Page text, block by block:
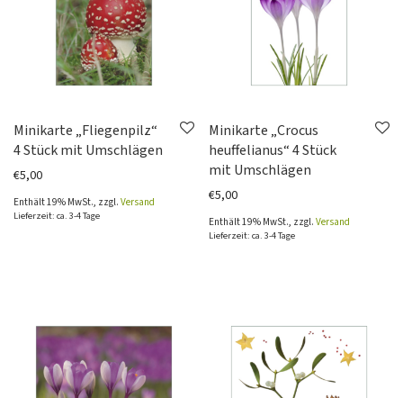
Minikarte „Fliegenpilz“
4 Stück mit Umschlägen
€5,00
Enthält 19% MwSt., zzgl. Versand
Lieferzeit: ca. 3-4 Tage
Minikarte „Crocus
heuffelianus“ 4 Stück
mit Umschlägen
€5,00
Enthält 19% MwSt., zzgl. Versand
Lieferzeit: ca. 3-4 Tage